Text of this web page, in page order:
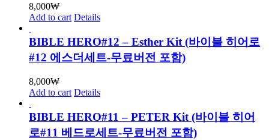
8,000₩
Add to cart Details
BIBLE HERO#12 – Esther Kit (바이블 히어로
#12 에스더세트-무료버전 포함)
8,000₩
Add to cart Details
BIBLE HERO#11 – PETER Kit (바이블 히어
로#11 베드로세트-무료버전 포함)